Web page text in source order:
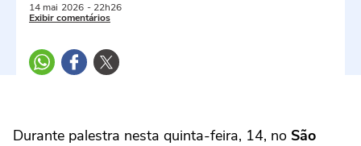
14 mai 2026 - 22h26
Exibir comentários
Durante palestra nesta quinta-feira, 14, no São